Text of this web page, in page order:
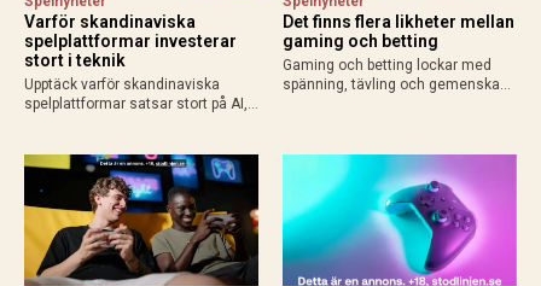
Varför skandinaviska
spelplattformar investerar
stort i teknik
Upptäck varför skandinaviska
spelplattformar satsar stort på AI,
konkurrenskraft.
Det finns flera likheter mellan
gaming och betting
Gaming och betting lockar med
spänning, tävling och gemenskap.